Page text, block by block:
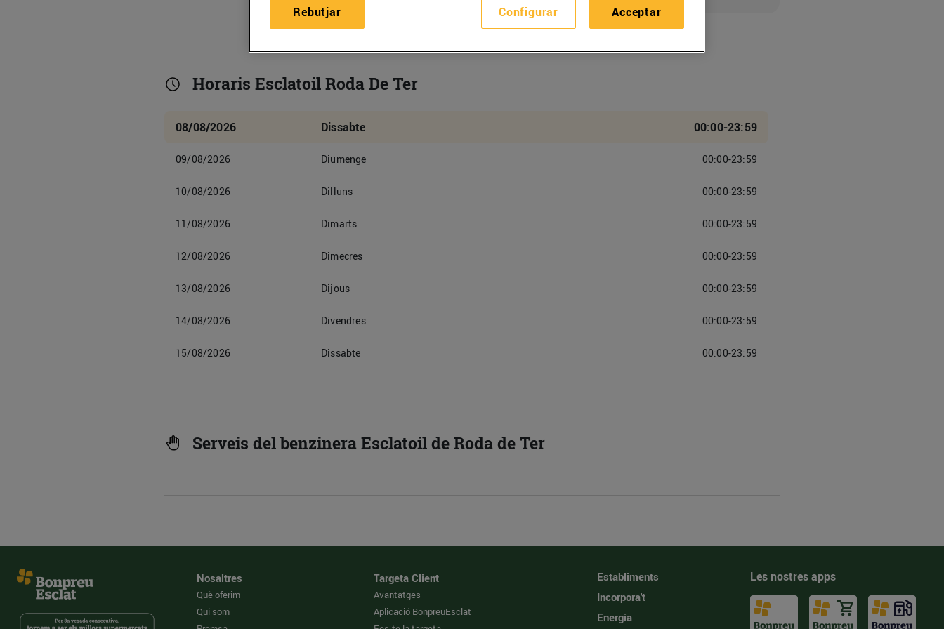
Horaris Esclatoil Roda De Ter
08/08/2026 Dissabte 00:00-23:59
09/08/2026 Diumenge 00:00-23:59
10/08/2026 Dilluns 00:00-23:59
11/08/2026 Dimarts 00:00-23:59
12/08/2026 Dimecres 00:00-23:59
13/08/2026 Dijous 00:00-23:59
14/08/2026 Divendres 00:00-23:59
15/08/2026 Dissabte 00:00-23:59
Serveis del benzinera Esclatoil de Roda de Ter
Nosaltres
Què oferim
Qui som
Targeta Client
Avantatges
Aplicació BonpreuEsclat
Establiments
Incorpora't
Energia
Les nostres apps
Configurar
Rebutjar Acceptar